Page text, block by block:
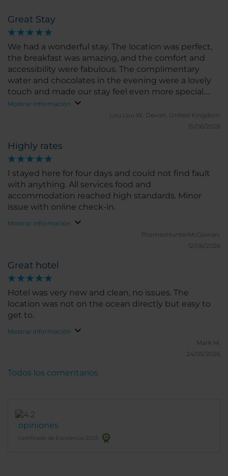
Great Stay
We had a wonderful stay. The location was perfect,
the breakfast was amazing, and the comfort and
accessibility were fabulous. The complimentary
water and chocolates in the evening were a lovely
touch and made our stay feel even more special.
We would happily return and highly recommend
Mostrar información
Lou Lou W. Devon, United Kingdom
15/06/2026
Highly rates
I stayed here for four days and could not find fault
with anything. All services food and
accommodation reached high standards. Minor
issue with online check-in.
Mostrar información
ThomasHunterMcGowan.
12/06/2026
Great hotel
Hotel was very new and clean, no issues. The
location was not on the ocean directly but easy to
get to.
Mostrar información
Mark M.
24/05/2026
opiniones
Certificado de Excelencia 2025
Todos los comentarios